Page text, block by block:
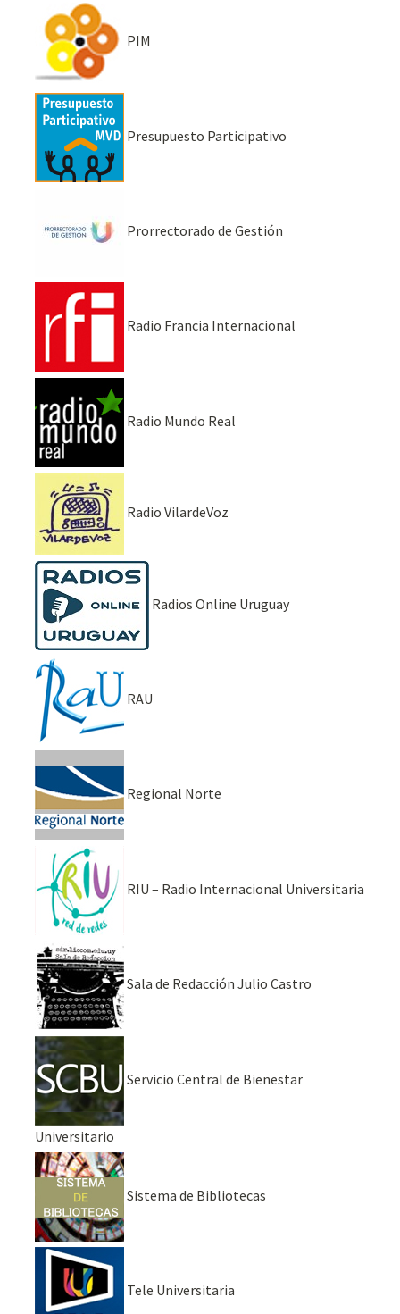
PIM
Presupuesto Participativo
Prorrectorado de Gestión
Radio Francia Internacional
Radio Mundo Real
Radio VilardeVoz
Radios Online Uruguay
RAU
Regional Norte
RIU – Radio Internacional Universitaria
Sala de Redacción Julio Castro
Servicio Central de Bienestar
Universitario
Sistema de Bibliotecas
Tele Universitaria